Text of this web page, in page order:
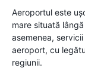
Aeroportul este
mare situată
asemenea,
aeroport, cu
regiunii.